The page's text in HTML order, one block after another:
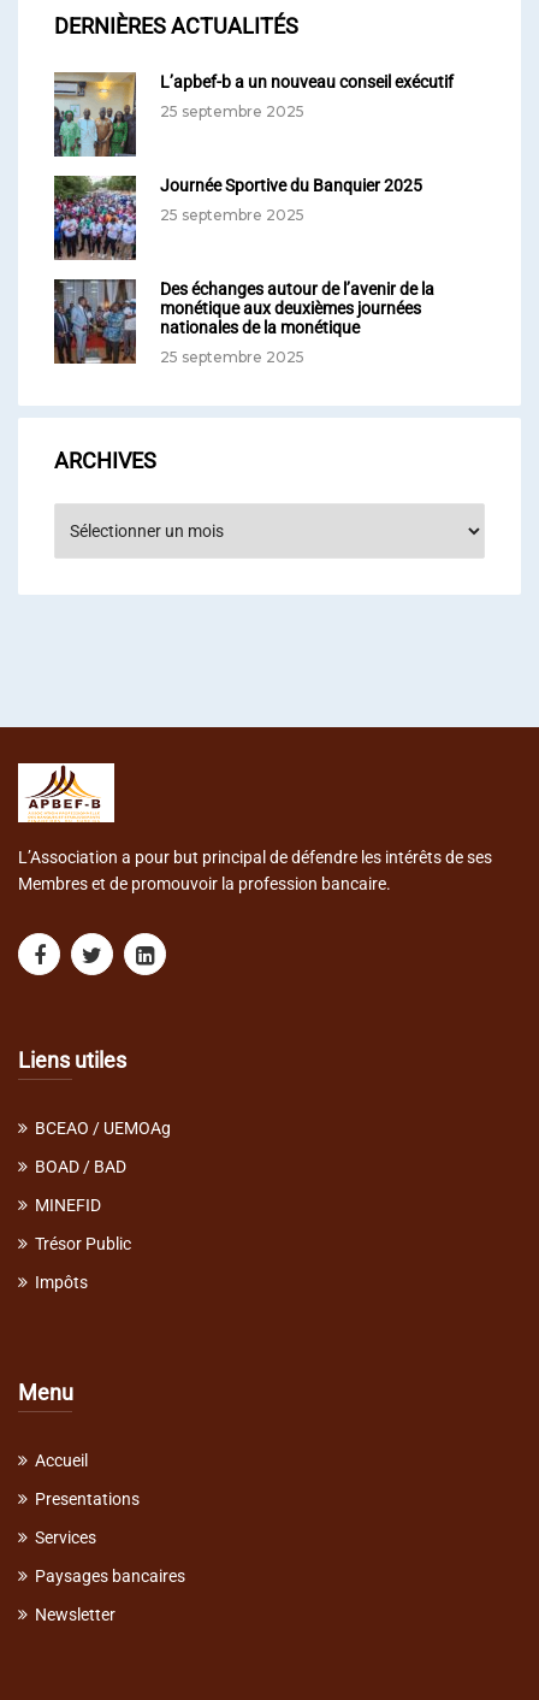
DERNIÈRES ACTUALITÉS
L’apbef-b a un nouveau conseil exécutif
25 septembre 2025
Journée Sportive du Banquier 2025
25 septembre 2025
Des échanges autour de l’avenir de la
monétique aux deuxièmes journées
nationales de la monétique
25 septembre 2025
ARCHIVES
L’Association a pour but principal de défendre les intérêts de ses
Membres et de promouvoir la profession bancaire.
Liens utiles
BCEAO / UEMOAg
BOAD / BAD
MINEFID
Trésor Public
Impôts
Menu
Accueil
Presentations
Services
Paysages bancaires
Newsletter